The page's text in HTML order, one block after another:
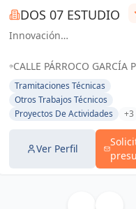
DOS 07 ESTUDIO
Innovación
soluciones ingenieriles:
con pasión y precisión
en San Cristóbal de La
Laguna y Santa Cruz de
CALLE PÁRROCO GARCÍA
38205 SAN CRISTÓBAL DE
LAGUNA, ESPAÑA, España
Tramitaciones Técnicas
Otros Trabajos Técnicos
Proyectos De Actividades
+3
Ver Perfil